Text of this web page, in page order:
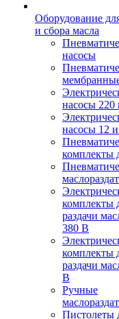
Оборудование
и сбора масла
насосы
насосы 220
насосы 12
комплекты
комплекты
раздачи
380 В
комплекты
раздачи
В
Ручные
Пистолеты